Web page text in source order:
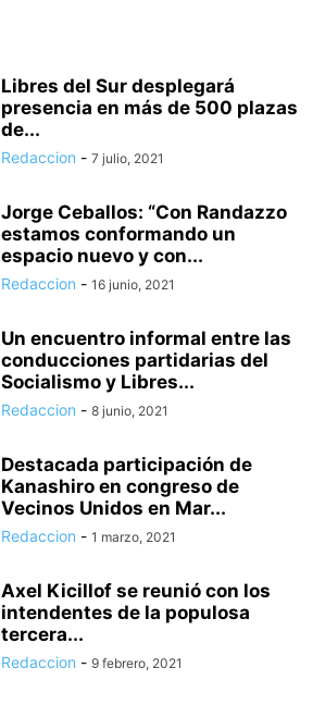
Libres del Sur desplegará
presencia en más de 500 plazas
de...
Redaccion - 7 julio, 2021
Jorge Ceballos: “Con Randazzo
estamos conformando un
espacio nuevo y con...
Redaccion - 16 junio, 2021
Un encuentro informal entre las
conducciones partidarias del
Socialismo y Libres...
Redaccion - 8 junio, 2021
Destacada participación de
Kanashiro en congreso de
Vecinos Unidos en Mar...
Redaccion - 1 marzo, 2021
Axel Kicillof se reunió con los
intendentes de la populosa
tercera...
Redaccion - 9 febrero, 2021